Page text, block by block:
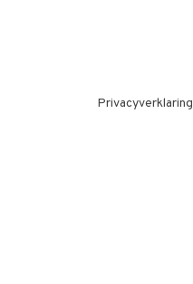
Privacyverklaring